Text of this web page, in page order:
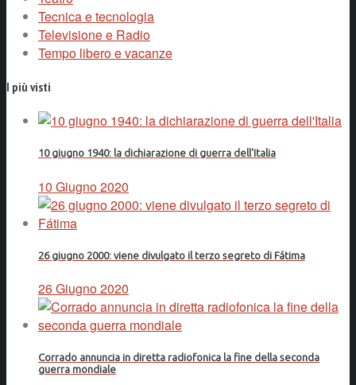
Tecnica e tecnologia
Televisione e Radio
Tempo libero e vacanze
I più visti
10 giugno 1940: la dichiarazione di guerra dell'Italia
10 Giugno 2020
26 giugno 2000: viene divulgato il terzo segreto di Fátima
26 Giugno 2020
Corrado annuncia in diretta radiofonica la fine della seconda
guerra mondiale